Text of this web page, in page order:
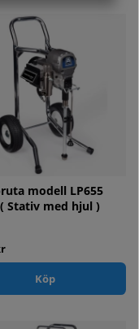
modell LP655
Stativ med hjul )
Köp